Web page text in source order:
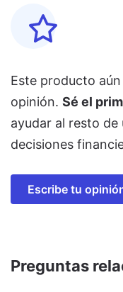
Este producto
opinión. Sé el
ayudar al resto de
decisiones
Escribe tu
Preguntas